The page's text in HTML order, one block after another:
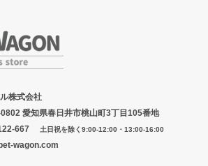
株式会社
愛知県春日井市桃山町3丁目105番地
667 土日祝を除く9:00-12:00・13:00-16:00
wagon.com